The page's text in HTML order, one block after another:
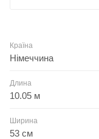
Країна
Німеччина
Длина
10.05 м
Ширина
53 см